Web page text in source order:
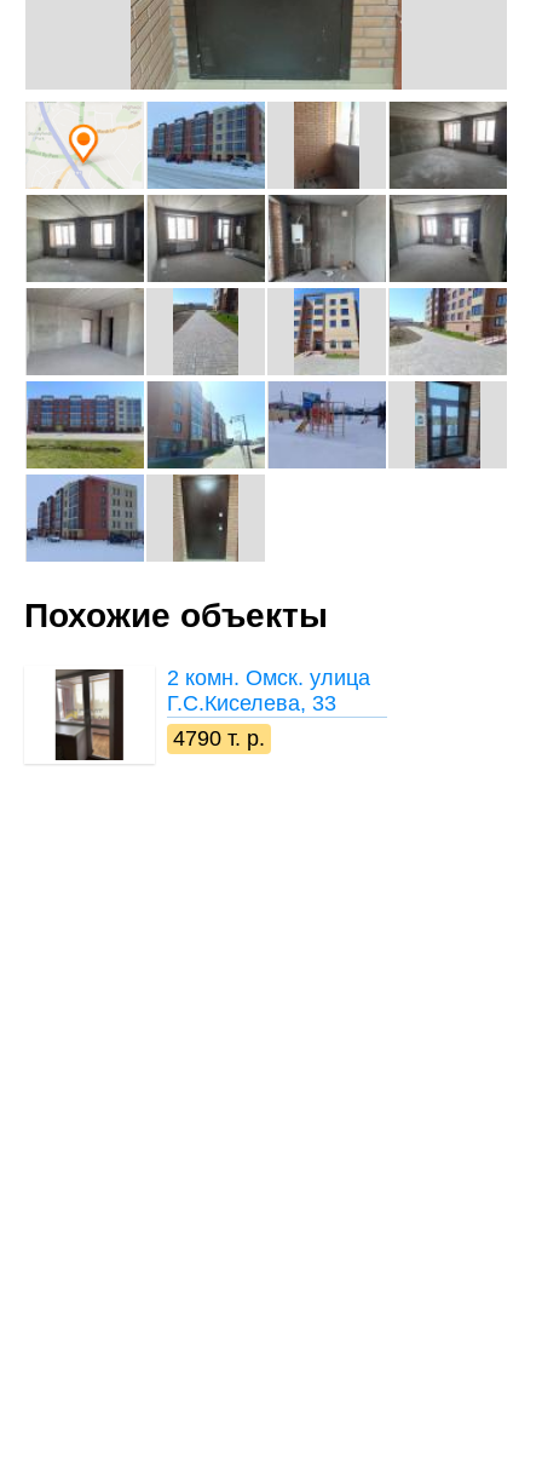
Похожие объекты
2 комн. Омск. улица
Г.С.Киселева, 33
4790 т. р.